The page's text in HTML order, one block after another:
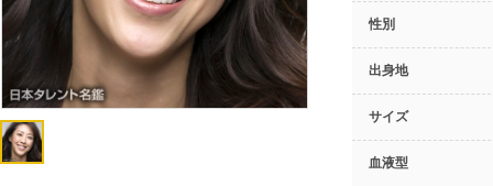
性別
出身地
サイズ
血液型